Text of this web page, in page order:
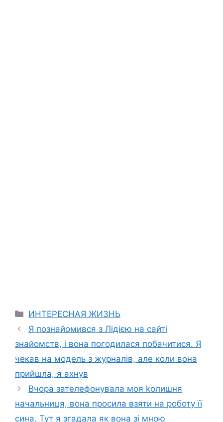
Categories
ИНТЕРЕСНАЯ ЖИЗНЬ
Я познайомився з Лідією на сайті
знайомств, і вона погодилася побачитися. Я
чекав на модель з журналів, але коли вона
прийшла, я ахнув
Вчора зателефонувала моя kолишня
начальниця, вона просила взяти на роботу її
сина. Тут я згадала як вона зі мною